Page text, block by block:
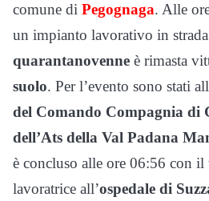
comune di Pegognaga. Alle
un impianto lavorativo in
quarantanovenne è rimasta
suolo. Per l’evento sono stati
del Comando Compagnia di
dell’Ats della Val Padana
è concluso alle ore 06:56 con il
lavoratrice all’ospedale di